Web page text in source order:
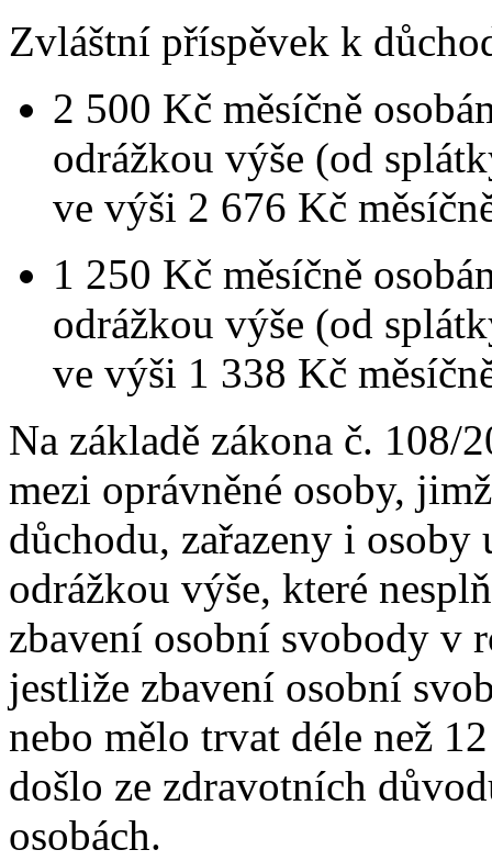
Zvláštní příspěvek k
2 500 Kč měsíčně
odrážkou výše (od
ve výši 2 676 Kč
1 250 Kč měsíčně
odrážkou výše (od
ve výši 1 338 Kč
Na základě zákona č. 108/
mezi oprávněné osoby,
důchodu, zařazeny i
odrážkou výše, které
zbavení osobní svobody v
jestliže zbavení osobní
nebo mělo trvat déle než
došlo ze zdravotních
osobách.